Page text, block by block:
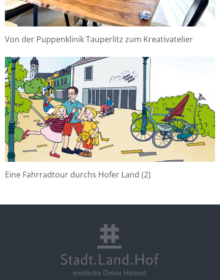
Von der Puppenklinik Tauperlitz zum Kreativatelier
Eine Fahrradtour durchs Hofer Land (2)